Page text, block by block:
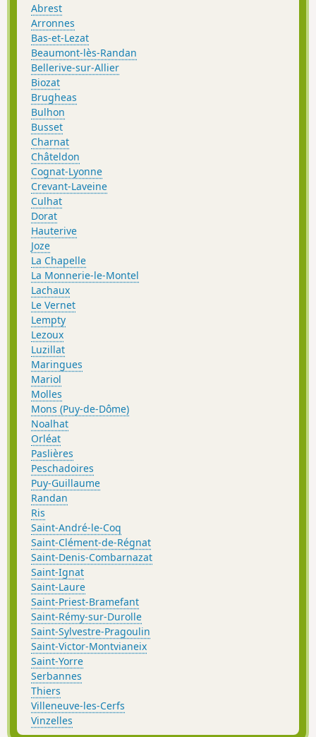
Abrest
Arronnes
Bas-et-Lezat
Beaumont-lès-Randan
Bellerive-sur-Allier
Biozat
Brugheas
Bulhon
Busset
Charnat
Châteldon
Cognat-Lyonne
Crevant-Laveine
Culhat
Dorat
Hauterive
Joze
La Chapelle
La Monnerie-le-Montel
Lachaux
Le Vernet
Lempty
Lezoux
Luzillat
Maringues
Mariol
Molles
Mons (Puy-de-Dôme)
Noalhat
Orléat
Paslières
Peschadoires
Puy-Guillaume
Randan
Ris
Saint-André-le-Coq
Saint-Clément-de-Régnat
Saint-Denis-Combarnazat
Saint-Ignat
Saint-Laure
Saint-Priest-Bramefant
Saint-Rémy-sur-Durolle
Saint-Sylvestre-Pragoulin
Saint-Victor-Montvianeix
Saint-Yorre
Serbannes
Thiers
Villeneuve-les-Cerfs
Vinzelles